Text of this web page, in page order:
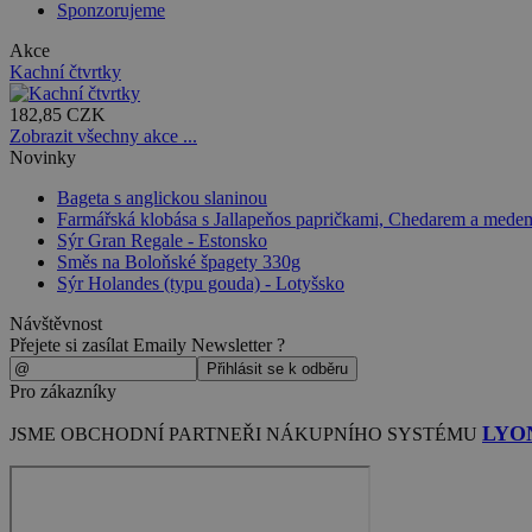
Sponzorujeme
Akce
Kachní čtvrtky
182,85 CZK
Zobrazit všechny akce ...
Novinky
Bageta s anglickou slaninou
Farmářská klobása s Jallapeňos papričkami, Chedarem a
Sýr Gran Regale - Estonsko
Směs na Boloňské špagety 330g
Sýr Holandes (typu gouda) - Lotyšsko
Návštěvnost
Přejete si zasílat Emaily Newsletter ?
Pro zákazníky
JSME OBCHODNÍ PARTNEŘI NÁKUPNÍHO SYSTÉMU